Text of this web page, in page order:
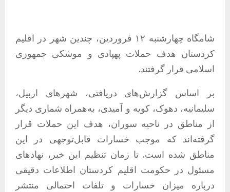
شامگاه چهارشنبه ۱۲ فروردین، چندین شهر در اقلیم
کردستان هدف حملات پهپادی و موشکی جمهوری
اسلامی قرار گرفتند.
بر اساس گزارش‌های دریافتی، شهرهای اربیل،
سلیمانیه، دهوک، کویه و آمیدی، به‌همراه شماری دیگر
از مناطق در ناحیه سوران، هدف این حملات قرار
گرفته‌اند که موجب خسارات قابل‌توجهی در این
مناطق شده است. تا زمان تنظیم این خبر، نهادهای
مسئول در حکومت اقلیم کردستان اطلاعات دقیقی
درباره میزان خسارات و تلفات احتمالی منتشر